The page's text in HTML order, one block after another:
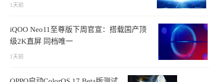
1天前
iQOO Neo11至尊版下周官宣：搭载国产顶
级2K直屏 同档唯一
1天前